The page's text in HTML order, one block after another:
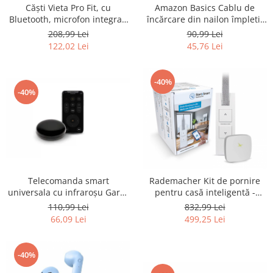
Fiare de calcat si masini de cusut
Ingrijire Locuinta
Purificatoare de aer
Ceasuri barbatesti
Ceasuri dama
Cutii, curele si accesorii ceasuri
Genti si accesorii barbati
Imbracaminte femei
Imbracaminte si Incaltaminte copii
Incaltaminte barbati
Ochelari de soare
Ochelari de vedere
Căști Vieta Pro Fit, cu
Bluetooth, microfon integrat,
rezistente la apa - RESIGILAT
208,99 Lei
122,02 Lei
Amazon Basics Cablu de
încărcare din nailon împletit
dublu de la USB tip C la tip A
3.1 - RESIGILAT
90,99 Lei
45,76 Lei
-40%
Telecomanda smart
universala cu infraroșu Garza
Smarthome - RESIGILAT
110,99 Lei
66,09 Lei
-40%
Rademacher Kit de pornire
pentru casă inteligentă -
RESIGILAT
832,99 Lei
499,25 Lei
-40%